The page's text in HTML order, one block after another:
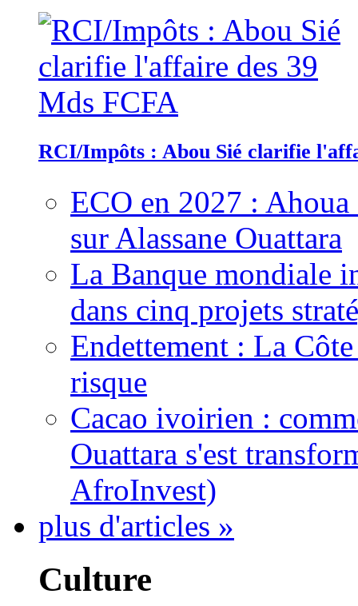
RCI/Impôts : Abou Sié clarifie
ECO en 2027 :
sur Alassane Ouattara
La Banque mondiale
dans cinq projets
Endettement : La
risque
Cacao ivoirien :
Ouattara s'est
AfroInvest)
plus d'articles »
Culture